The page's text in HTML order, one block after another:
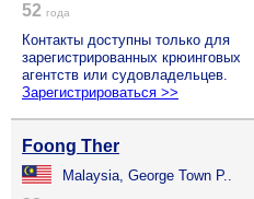
52 года
Контакты доступны только для
зарегистрированных крюинговых
агентств или судовладельцев.
Зарегистрироваться >>
Foong Ther
Malaysia, George Town P..